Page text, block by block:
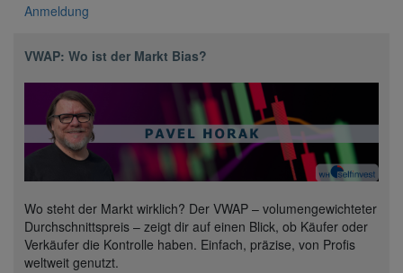
Anmeldung
VWAP: Wo ist der Markt Bias?
Wo steht der Markt wirklich? Der VWAP – volumengewichteter
Durchschnittspreis – zeigt dir auf einen Blick, ob Käufer oder
Verkäufer die Kontrolle haben. Einfach, präzise, von Profis
weltweit genutzt.